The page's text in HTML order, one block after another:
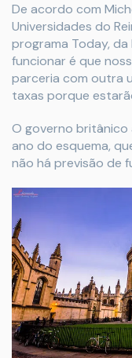
De acordo com
Universidades do
programa Today, da
funcionar é que
parceria com outra
taxas porque
O governo britânico
ano do esquema,
não há previsão de